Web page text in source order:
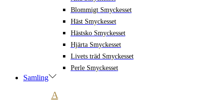
Blommigt Smyckesset
Häst Smyckesset
Hästsko Smyckesset
Hjärta Smyckesset
Livets träd Smyckesset
Perle Smyckesset
Samling
A